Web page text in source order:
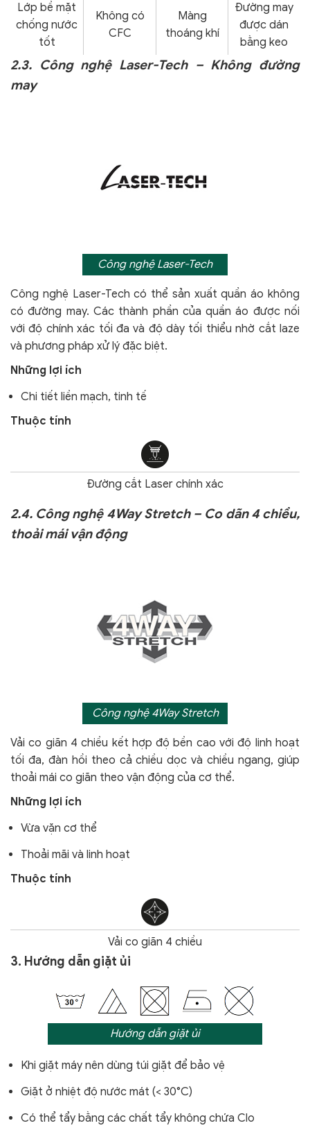
Lớp bề mặt
chống nước
tốt
Không có
CFC
Màng
thoáng khí
Đường may
được dán
bằng keo
2.3. Công nghệ Laser-Tech – Không đường
may
Công nghệ Laser-Tech
Công nghệ Laser-Tech có thể sản xuất quần áo không
có đường may. Các thành phần của quần áo được nối
với độ chính xác tối đa và độ dày tối thiểu nhờ cắt laze
và phương pháp xử lý đặc biệt.
Những lợi ích
Chi tiết liền mạch, tinh tế
Thuộc tính
Đường cắt Laser chính xác
2.4. Công nghệ 4Way Stretch – Co dãn 4 chiều,
thoải mái vận động
Công nghệ 4Way Stretch
Vải co giãn 4 chiều kết hợp độ bền cao với độ linh hoạt
tối đa, đàn hồi theo cả chiều dọc và chiều ngang, giúp
thoải mái co giãn theo vận động của cơ thể.
Những lợi ích
Vừa vặn cơ thể
Thoải mãi và linh hoạt
Thuộc tính
Vải co giãn 4 chiều
3. Hướng dẫn giặt ủi
Hướng dẫn giặt ủi
Khi giặt máy nên dùng túi giặt để bảo vệ
Giặt ở nhiệt độ nước mát (< 30°C)
Có thể tẩy bằng các chất tẩy không chứa Clo